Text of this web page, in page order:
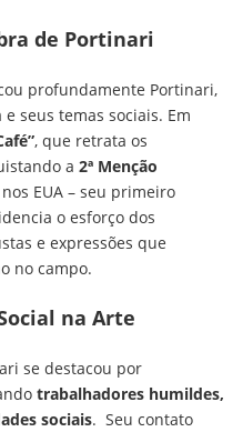
de Portinari
profundamente Portinari,
seus temas sociais. Em
, que retrata os
a 2ª Menção
nos EUA – seu primeiro
o esforço dos
e expressões que
no campo.
na Arte
se destacou por
trabalhadores humildes,
sociais. Seu contato